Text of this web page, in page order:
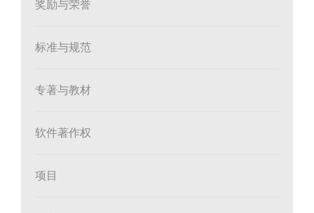
奖励与荣誉
标准与规范
专著与教材
软件著作权
项目